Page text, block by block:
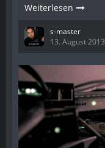
Weiterlesen
s-master
13. August 2013